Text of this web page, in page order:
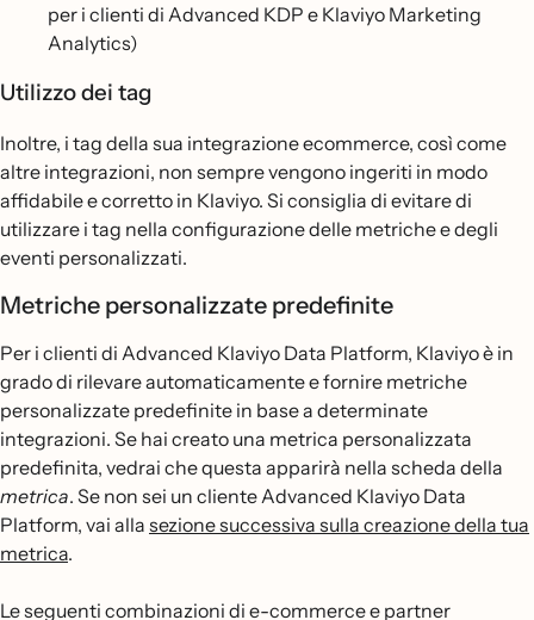
per i clienti di Advanced KDP e Klaviyo Marketing
Analytics)
Utilizzo dei tag
Inoltre, i tag della sua integrazione ecommerce, così come
altre integrazioni, non sempre vengono ingeriti in modo
affidabile e corretto in Klaviyo. Si consiglia di evitare di
utilizzare i tag nella configurazione delle metriche e degli
eventi personalizzati.
Metriche personalizzate predefinite
Per i clienti di Advanced Klaviyo Data Platform, Klaviyo è in
grado di rilevare automaticamente e fornire metriche
personalizzate predefinite in base a determinate
integrazioni. Se hai creato una metrica personalizzata
predefinita, vedrai che questa apparirà nella scheda della
metrica. Se non sei un cliente Advanced Klaviyo Data
Platform, vai alla sezione successiva sulla creazione della tua
metrica.
Le seguenti combinazioni di e-commerce e partner